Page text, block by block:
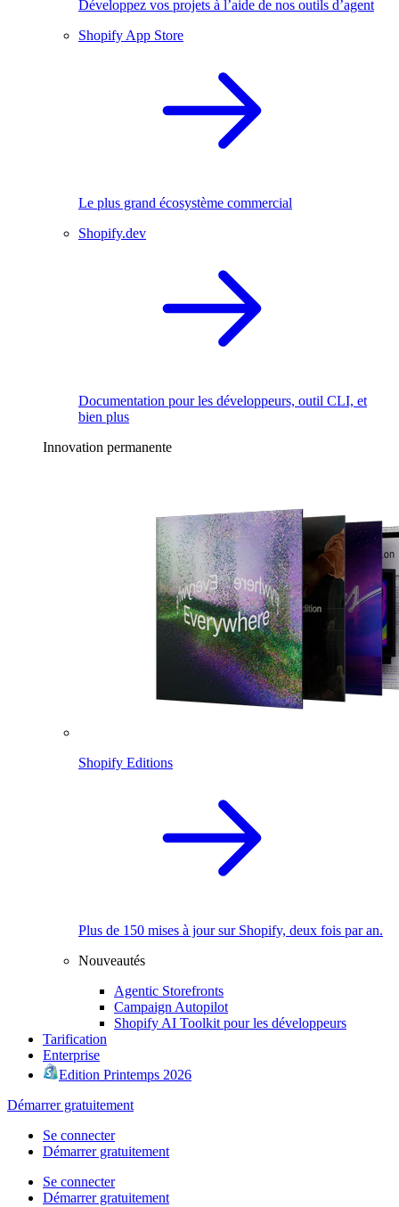
Développez vos projets à l’aide de nos outils d’agent
Shopify App Store
Le plus grand écosystème commercial
Shopify.dev
Documentation pour les développeurs, outil CLI, et
bien plus
Innovation permanente
Shopify Editions
Plus de 150 mises à jour sur Shopify, deux fois par an.
Nouveautés
Agentic Storefronts
Campaign Autopilot
Shopify AI Toolkit pour les développeurs
Tarification
Enterprise
Edition Printemps 2026
Démarrer gratuitement
Se connecter
Démarrer gratuitement
Se connecter
Démarrer gratuitement